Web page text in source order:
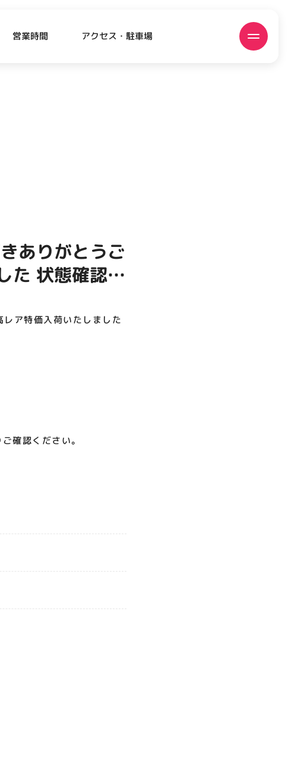
営業時間 アクセス・駐車場
EVENT
呪術廻戦PLAZA
EVENT
店頭キッチンカースペース 出店
カレンダー
EVENT
お祭りBBQビアガーデン 屋上
で好評営業中！
CAMPAIGN
ヨドバシカメラ 平日限定1時
間駐車サービス
CAMPAIGN
プレミアム駐車サービス [4～
8F専門店対象]
ありがとうご
た 状態確認だ
ア特価入荷いたしました
確認ください。